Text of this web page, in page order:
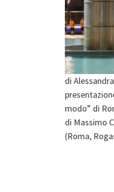
di
modo” di
di Massimo
(Roma,